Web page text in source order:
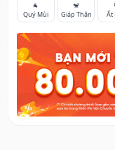
🐐
Quý Mùi
🐒
Giáp Thân
Ất